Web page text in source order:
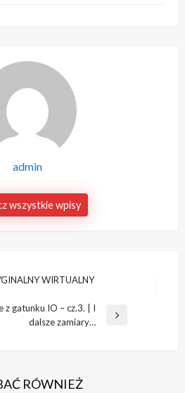
admin
wszystkie wpisy
WIRTUALNY
z gatunku IO – cz.3. | I
dalsze zamiary…
RÓWNIEŻ